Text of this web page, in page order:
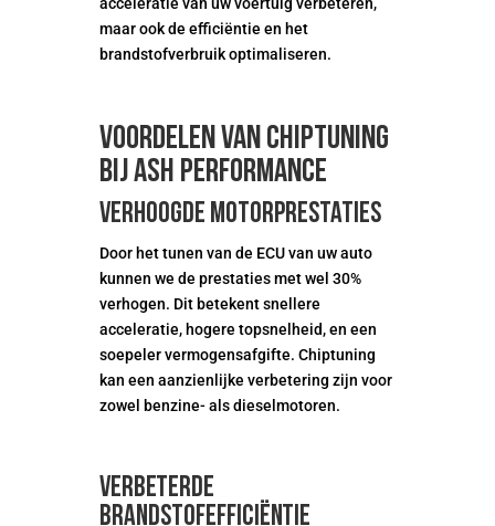
maar ook de efficiëntie en het
brandstofverbruik optimaliseren.
Voordelen van chiptuning
bij ASH Performance
Verhoogde motorprestaties
Door het tunen van de ECU van uw auto
kunnen we de prestaties met wel 30%
verhogen. Dit betekent snellere
acceleratie, hogere topsnelheid, en een
soepeler vermogensafgifte. Chiptuning
kan een aanzienlijke verbetering zijn voor
zowel benzine- als dieselmotoren.
Verbeterde
brandstofefficiëntie